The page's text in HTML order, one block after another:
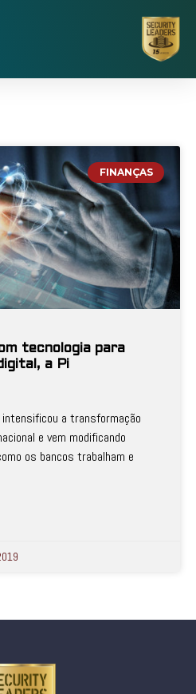
FINANÇAS
tecnologia para
a Pi
a transformação
e vem modificando
os bancos trabalham e